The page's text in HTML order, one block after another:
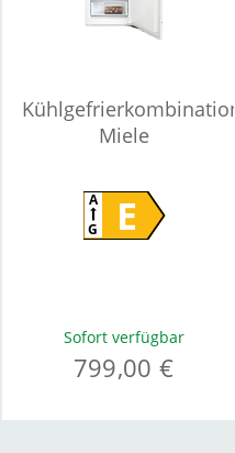
Kühlgefrierkombination
Miele
E
A
G
Sofort verfügbar
799,00 €